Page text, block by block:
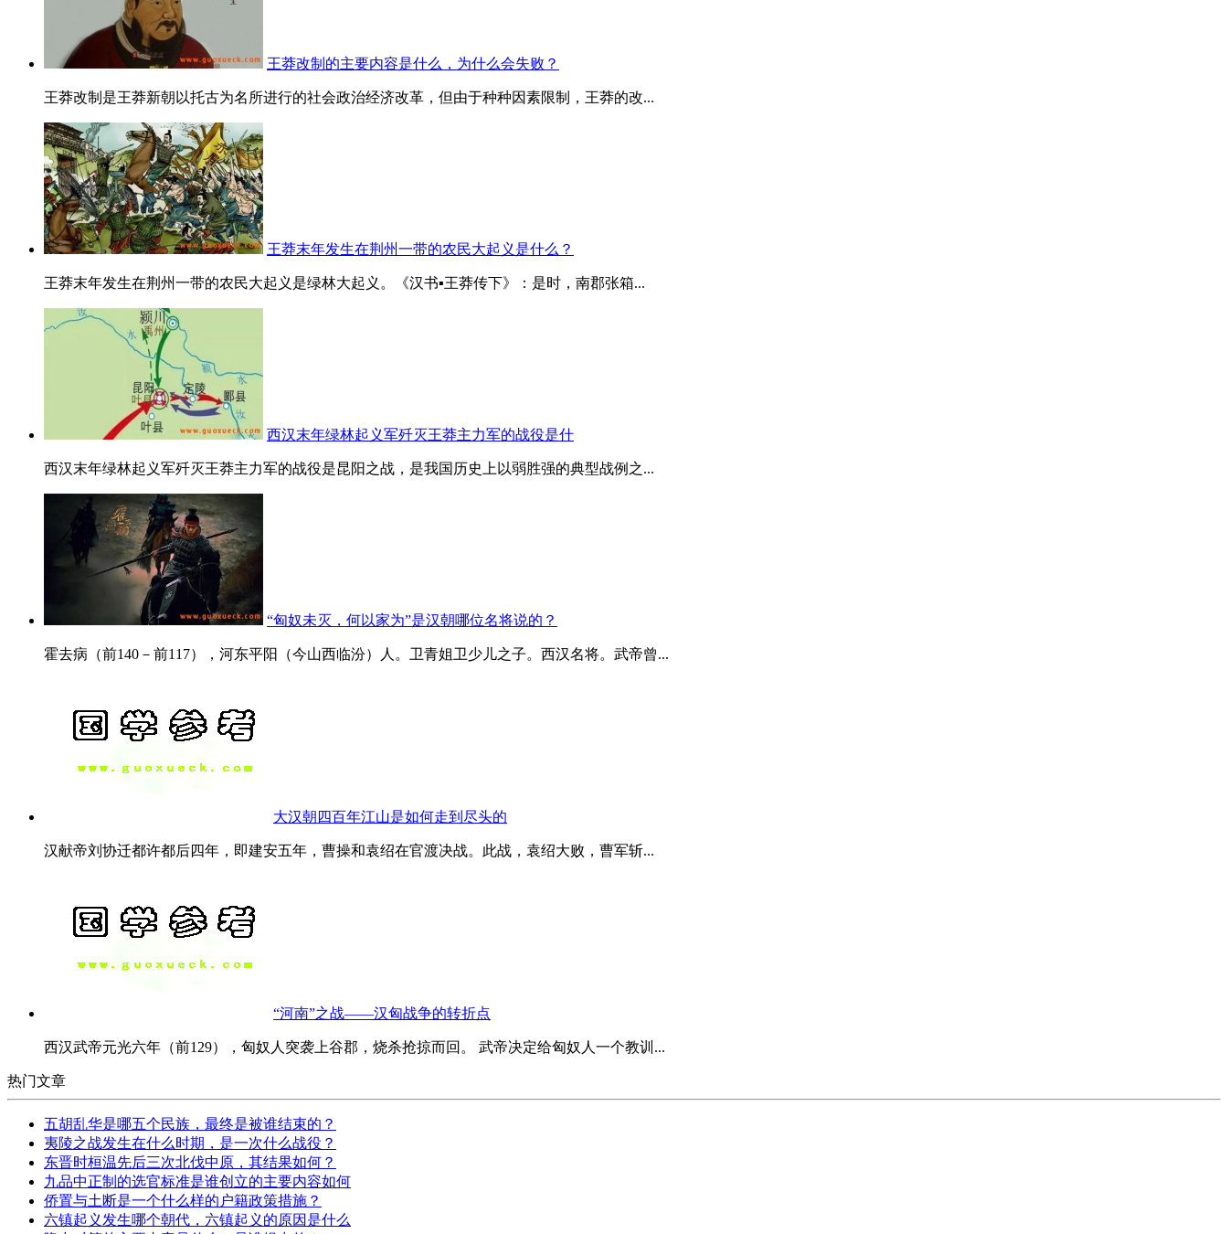
王莽改制的主要内容是什么，为什么会失败？
王莽改制是王莽新朝以托古为名所进行的社会政治经济改革，但由于种种因素限制，王莽的改...
王莽末年发生在荆州一带的农民大起义是什么？
王莽末年发生在荆州一带的农民大起义是绿林大起义。《汉书▪王莽传下》：是时，南郡张箱...
西汉末年绿林起义军歼灭王莽主力军的战役是什
西汉末年绿林起义军歼灭王莽主力军的战役是昆阳之战，是我国历史上以弱胜强的典型战例之...
“匈奴未灭，何以家为”是汉朝哪位名将说的？
霍去病（前140－前117），河东平阳（今山西临汾）人。卫青姐卫少儿之子。西汉名将。武帝曾...
大汉朝四百年江山是如何走到尽头的
汉献帝刘协迁都许都后四年，即建安五年，曹操和袁绍在官渡决战。此战，袁绍大败，曹军斩...
“河南”之战——汉匈战争的转折点
西汉武帝元光六年（前129），匈奴人突袭上谷郡，烧杀抢掠而回。 武帝决定给匈奴人一个教训...
热门文章
五胡乱华是哪五个民族，最终是被谁结束的？
夷陵之战发生在什么时期，是一次什么战役？
东晋时桓温先后三次北伐中原，其结果如何？
九品中正制的选官标准是谁创立的主要内容如何
侨置与土断是一个什么样的户籍政策措施？
六镇起义发生哪个朝代，六镇起义的原因是什么